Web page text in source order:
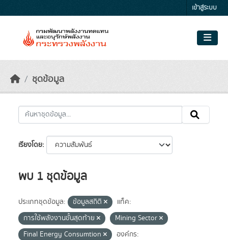
เข้าสู่ระบบ
ชุดข้อมูล
เรียงโดย
พบ 1 ชุดข้อมูล
ประเภทชุดข้อมูล: ข้อมูลสถิติ
แท็ค:
การใช้พลังงานขั้นสุดท้าย
Mining Sector
Final Energy Consumtion
องค์กร: